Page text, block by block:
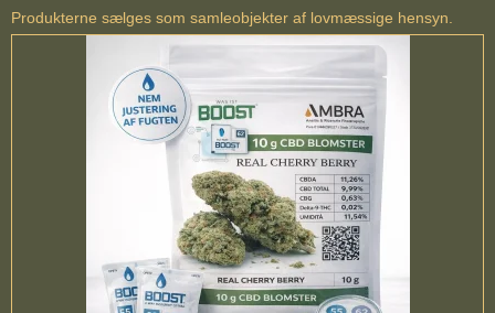
Produkterne sælges som samleobjekter af lovmæssige hensyn.